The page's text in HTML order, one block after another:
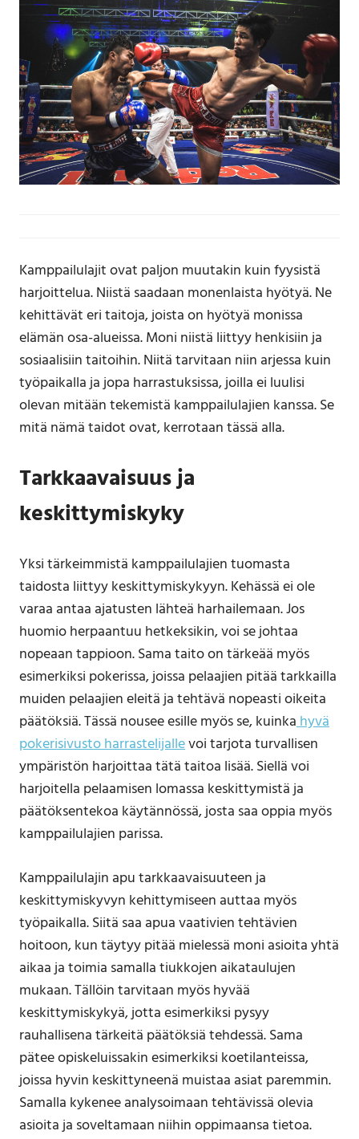
Kamppailulajit ovat paljon muutakin kuin fyysistä
harjoittelua. Niistä saadaan monenlaista hyötyä. Ne
kehittävät eri taitoja, joista on hyötyä monissa
elämän osa-alueissa. Moni niistä liittyy henkisiin ja
sosiaalisiin taitoihin. Niitä tarvitaan niin arjessa kuin
työpaikalla ja jopa harrastuksissa, joilla ei luulisi
olevan mitään tekemistä kamppailulajien kanssa. Se
mitä nämä taidot ovat, kerrotaan tässä alla.
Tarkkaavaisuus ja
keskittymiskyky
Yksi tärkeimmistä kamppailulajien tuomasta
taidosta liittyy keskittymiskykyyn. Kehässä ei ole
varaa antaa ajatusten lähteä harhailemaan. Jos
huomio herpaantuu hetkeksikin, voi se johtaa
nopeaan tappioon. Sama taito on tärkeää myös
esimerkiksi pokerissa, joissa pelaajien pitää tarkkailla
muiden pelaajien eleitä ja tehtävä nopeasti oikeita
päätöksiä. Tässä nousee esille myös se, kuinkahyvä
pokerisivusto harrastelijallevoi tarjota turvallisen
ympäristön harjoittaa tätä taitoa lisää. Siellä voi
harjoitella pelaamisen lomassa keskittymistä ja
päätöksentekoa käytännössä, josta saa oppia myös
kamppailulajien parissa.
Kamppailulajin apu tarkkaavaisuuteen ja
keskittymiskyvyn kehittymiseen auttaa myös
työpaikalla. Siitä saa apua vaativien tehtävien
hoitoon, kun täytyy pitää mielessä moni asioita yhtä
aikaa ja toimia samalla tiukkojen aikataulujen
mukaan. Tällöin tarvitaan myös hyvää
keskittymiskykyä, jotta esimerkiksi pysyy
rauhallisena tärkeitä päätöksiä tehdessä. Sama
pätee opiskeluissakin esimerkiksi koetilanteissa,
joissa hyvin keskittyneenä muistaa asiat paremmin.
Samalla kykenee analysoimaan tehtävissä olevia
asioita ja soveltamaan niihin oppimaansa tietoa.